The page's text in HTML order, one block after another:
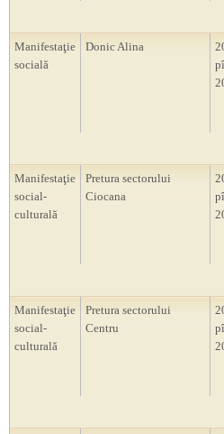
Manifestaţie
socială
Donic Alina
Manifestaţie
social-
culturală
Pretura sectorului
Ciocana
Manifestaţie
social-
culturală
Pretura sectorului
Centru